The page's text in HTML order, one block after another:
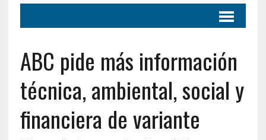
ABC pide más información
técnica, ambiental, social y
financiera de variante